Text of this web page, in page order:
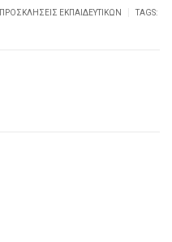
ΠΡΟΣΚΛΗΣΕΙΣ ΕΚΠΑΙΔΕΥΤΙΚΏΝ
TAGS: